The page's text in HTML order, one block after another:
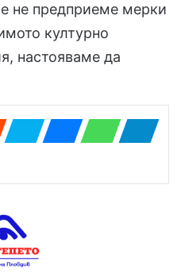
не предприеме мерки
културно
настояваме да